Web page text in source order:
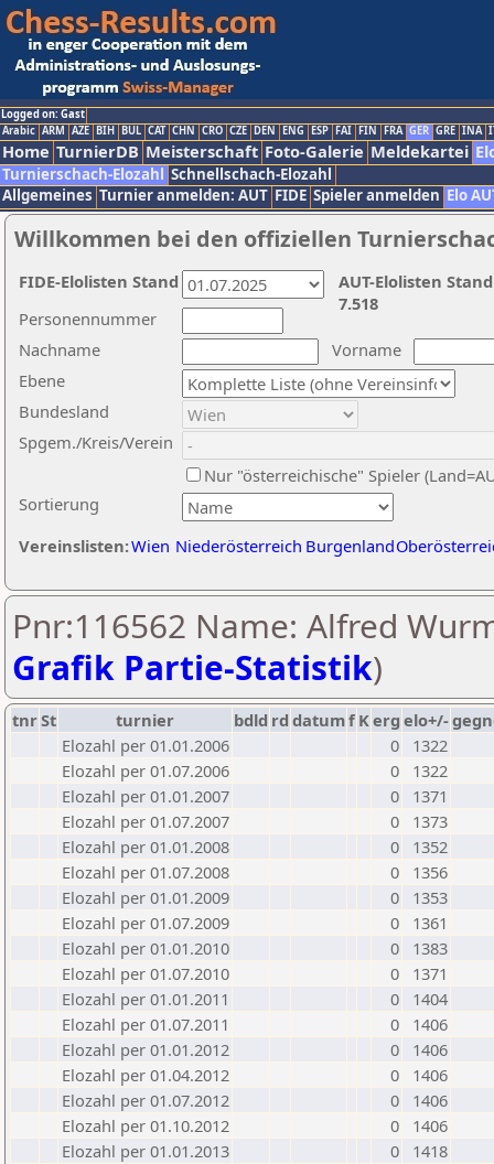
Logged on: Gast
Arabic ARM AZE BIH BUL CAT CHN CRO CZE DEN ENG ESP FAI FIN FRA GER GRE INA
Home TurnierDB Meisterschaft Foto-Galerie Meldekartei
Turnierschach-Elozahl Schnellschach-Elozahl
Allgemeines Turnier anmelden: AUT FIDE Spieler anmelden Elo
Willkommen bei den offiziellen
Nachname
Vorname
Ebene
Sortierung
Personennummer
Bundesland
Spgem./Kreis/Verein
Nur "österreichische" Spieler
Vereinslisten:Wien Niederösterreich Burgenland
AUT-Elolisten
7.518
FIDE-Elolisten Stand
Pnr:116562 Name: Alfred
Grafik Partie-Statistik)
tnrSt turnier bdld rd datumf Kerg elo+/-
Elozahl per 01.01.2006
0
1322
Elozahl per 01.07.2006
0
1322
Elozahl per 01.01.2007
0
1371
Elozahl per 01.07.2007
0
1373
Elozahl per 01.01.2008
0
1352
Elozahl per 01.07.2008
0
1356
Elozahl per 01.01.2009
0
1353
Elozahl per 01.07.2009
0
1361
Elozahl per 01.01.2010
0
1383
Elozahl per 01.07.2010
0
1371
Elozahl per 01.01.2011
0
1404
Elozahl per 01.07.2011
0
1406
Elozahl per 01.01.2012
0
1406
Elozahl per 01.04.2012
0
1406
Elozahl per 01.07.2012
0
1406
Elozahl per 01.10.2012
0
1406
Elozahl per 01.01.2013
0
1418